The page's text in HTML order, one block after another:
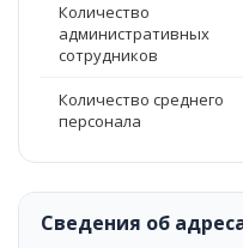
Количество
административных
сотрудников
Количество среднего
персонала
Сведения об